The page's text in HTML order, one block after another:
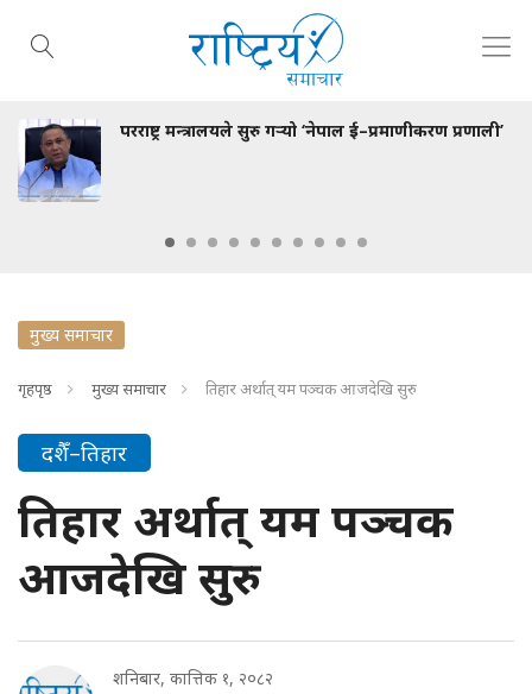
गर्‍यो ‘नेपाल ई–प्रमाणीकरण प्रणाली’ देशमा शान्ति सुरक्षा
मुख्य समाचार
गृहपृष्ठ मुख्य समाचार तिहार अर्थात् यम पञ्चक आजदेखि सुरु
दशैँ–तिहार
तिहार अर्थात् यम पञ्चक
आजदेखि सुरु
शनिबार, कात्तिक १, २०८२